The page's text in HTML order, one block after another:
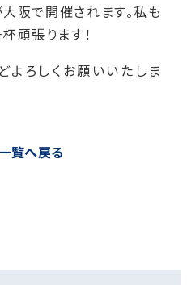
阪で開催されます。私も
頑張ります！
ろしくお願いいたしま
一覧へ戻る